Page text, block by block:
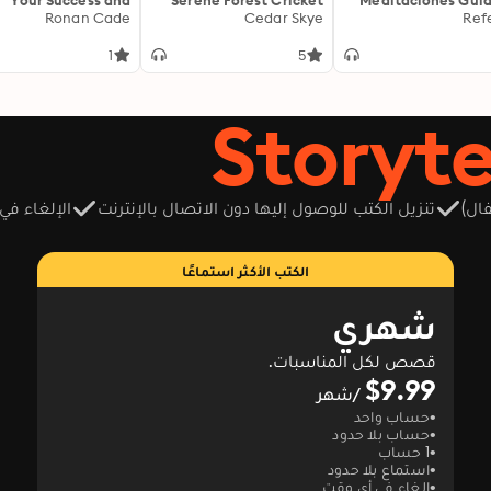
para Calma y
Sounds Mixed With
Calm & Relaxation:
Cedar Skye
5
Conquer the Exam
Unlock engaging
Ronan Cade
1
تنزيل الكتب للوصول إليها دون الاتصال بالإنترنت الإلغاء
الكتب الأكثر استماعًا
شهري
قصص لكل المناسبات.
$9.99 /شهر
حساب واحد
حساب بلا حدود
1 حساب
استماع بلا حدود
إلغاء في أي وقت